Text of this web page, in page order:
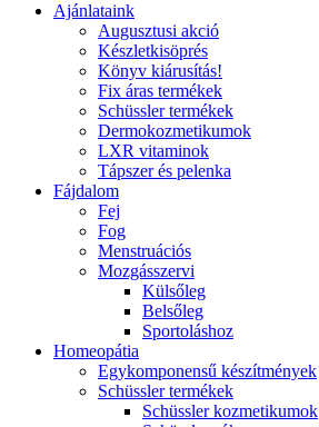
Ajánlataink
Augusztusi akció
Készletkisöprés
Könyv kiárusítás!
Fix áras termékek
Schüssler termékek
Dermokozmetikumok
LXR vitaminok
Tápszer és pelenka
Fájdalom
Fej
Fog
Menstruációs
Mozgásszervi
Külsőleg
Belsőleg
Sportoláshoz
Homeopátia
Egykomponensű készítmények
Schüssler termékek
Schüssler kozmetikumok